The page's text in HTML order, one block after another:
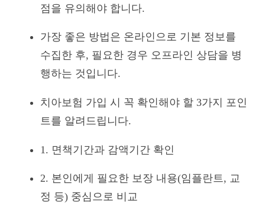
점을 유의해야 합니다.
가장 좋은 방법은 온라인으로 기본 정보를
수집한 후, 필요한 경우 오프라인 상담을 병
행하는 것입니다.
치아보험 가입 시 꼭 확인해야 할 3가지 포인
트를 알려드립니다.
1. 면책기간과 감액기간 확인
2. 본인에게 필요한 보장 내용(임플란트, 교
정 등) 중심으로 비교